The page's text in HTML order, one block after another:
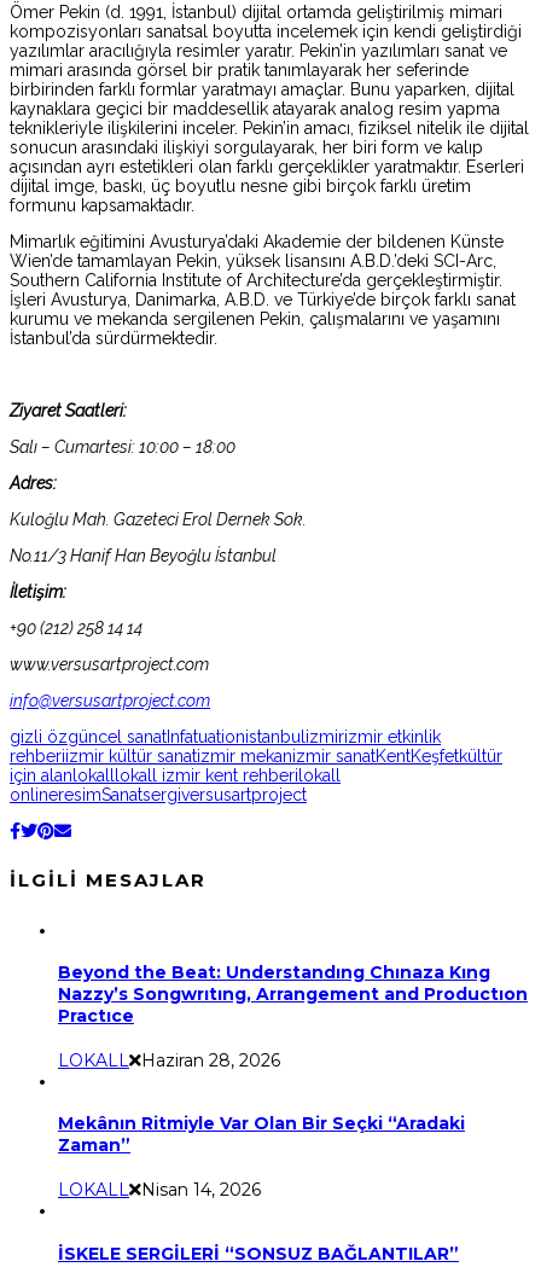
Ömer Pekin (d. 1991, İstanbul) dijital ortamda geliştirilmiş mimari
kompozisyonları sanatsal boyutta incelemek için kendi geliştirdiği
yazılımlar aracılığıyla resimler yaratır. Pekin’in yazılımları sanat ve
mimari arasında görsel bir pratik tanımlayarak her seferinde
birbirinden farklı formlar yaratmayı amaçlar. Bunu yaparken, dijital
kaynaklara geçici bir maddesellik atayarak analog resim yapma
teknikleriyle ilişkilerini inceler. Pekin’in amacı, fiziksel nitelik ile dijital
sonucun arasındaki ilişkiyi sorgulayarak, her biri form ve kalıp
açısından ayrı estetikleri olan farklı gerçeklikler yaratmaktır. Eserleri
dijital imge, baskı, üç boyutlu nesne gibi birçok farklı üretim
formunu kapsamaktadır.
Mimarlık eğitimini Avusturya’daki Akademie der bildenen Künste
Wien’de tamamlayan Pekin, yüksek lisansını A.B.D.’deki SCI-Arc,
Southern California Institute of Architecture’da gerçekleştirmiştir.
İşleri Avusturya, Danimarka, A.B.D. ve Türkiye’de birçok farklı sanat
kurumu ve mekanda sergilenen Pekin, çalışmalarını ve yaşamını
İstanbul’da sürdürmektedir.
Ziyaret Saatleri:
Salı – Cumartesi: 10:00 – 18:00
Adres:
Kuloğlu Mah. Gazeteci Erol Dernek Sok.
No.11/3 Hanif Han Beyoğlu İstanbul
İletişim:
+90 (212) 258 14 14
www.versusartproject.com
info@versusartproject.com
gizli özgüncel sanatInfatuationistanbulizmirizmir etkinlik
rehberiizmir kültür sanatizmir mekanizmir sanatKentKeşfetkültür
için alanlokalllokall izmir kent rehberilokall
onlineresimSanatsergiversusartproject
İLGILI MESAJLAR
Beyond the Beat: Understandıng Chınaza Kıng
Nazzy’s Songwrıtıng, Arrangement and Productıon
Practıce
LOKALL Haziran 28, 2026
Mekânın Ritmiyle Var Olan Bir Seçki “Aradaki
Zaman”
LOKALL Nisan 14, 2026
İSKELE SERGİLERİ “SONSUZ BAĞLANTILAR”